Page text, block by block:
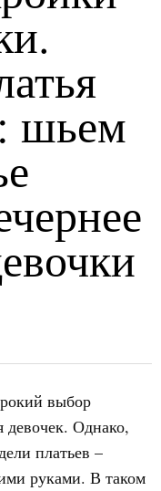
шьем
выбор
девочек. Однако,
платьев –
руками. В таком